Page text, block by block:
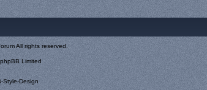
All rights reserved.
Limited
Style-Design